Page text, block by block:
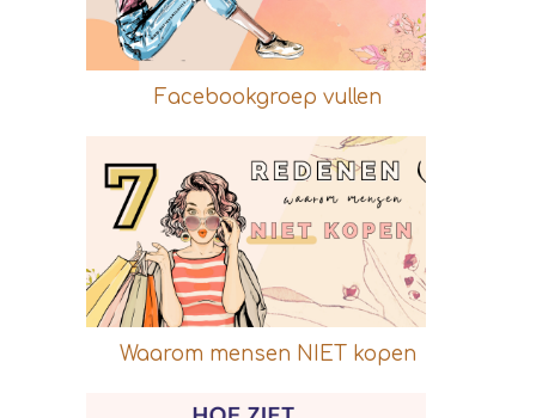
Facebookgroep vullen
Waarom mensen NIET kopen